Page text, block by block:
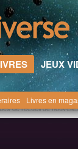
JEUX
Livres en
de recueil de